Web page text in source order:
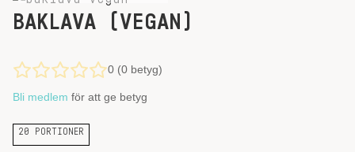
BAKLAVA (VEGAN)
0 (0 betyg)
Bli medlem för att ge betyg
20 PORTIONER